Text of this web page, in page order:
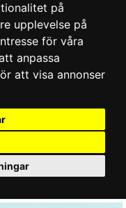
på
upplevelse på
för våra
anpassa
att visa annonser